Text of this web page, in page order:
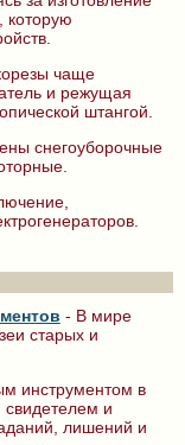
которую
чаще
и режущая
штангой.
снегоуборочные
- В мире
старых и
инструментом в
свидетелем и
лишений и